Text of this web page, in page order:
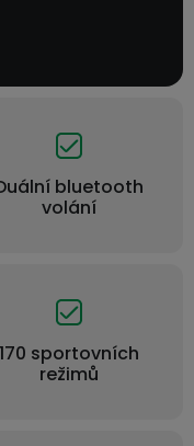
bluetooth
volání
170 sportovních
režimů